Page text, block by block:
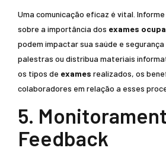
Uma comunicação eficaz é vital.
sobre a importância dos exames
podem impactar sua saúde e
palestras ou distribua materiais
os tipos de exames realizados, os
colaboradores em relação a esses
5.
Feedback